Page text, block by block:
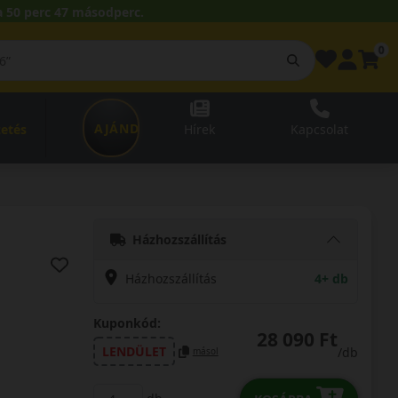
50 perc 46 másodperc.
AJÁNDÉKUTALVÁNY
Házhozszállítás
Házhozszállítás 4+ db
Kuponkód:
LENDÜLET
másol 28 090 Ft
/db